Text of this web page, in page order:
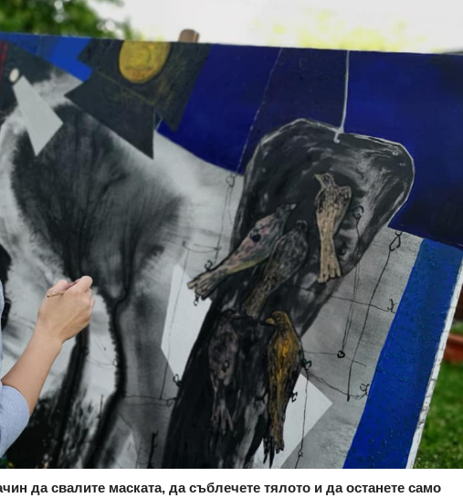
да свалите маската, да съблечете тялото и да останете само